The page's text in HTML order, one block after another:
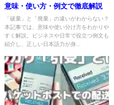
意味・使い方・例文で徹底解説
「破棄」と「廃棄」の違いがわからない？
本記事では、意味や使い分け方をわかりや
すく解説。ビジネスや日常で役立つ例文も
紹介し、正しい日本語力が身...